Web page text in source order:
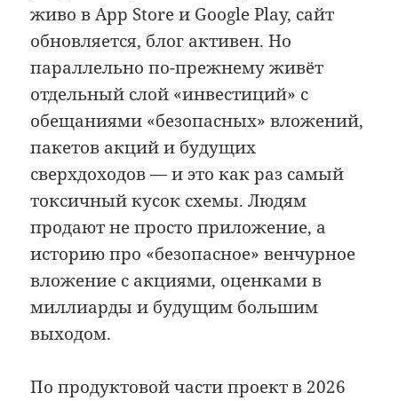
живо в App Store и Google Play, сайт
обновляется, блог активен. Но
параллельно по-прежнему живёт
отдельный слой «инвестиций» с
обещаниями «безопасных» вложений,
пакетов акций и будущих
сверхдоходов — и это как раз самый
токсичный кусок схемы. Людям
продают не просто приложение, а
историю про «безопасное» венчурное
вложение с акциями, оценками в
миллиарды и будущим большим
выходом.
По продуктовой части проект в 2026